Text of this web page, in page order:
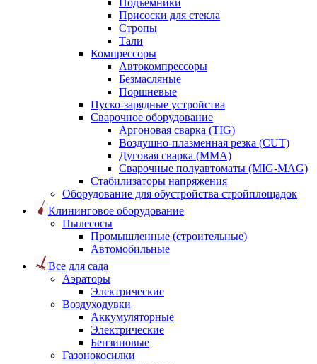
Подъемники
Присоски для стекла
Стропы
Тали
Компрессоры
Автокомпрессоры
Безмасляные
Поршневые
Пуско-зарядные устройства
Сварочное оборудование
Аргоновая сварка (TIG)
Воздушно-плазменная резка (CUT)
Дуговая сварка (ММА)
Сварочные полуавтоматы (MIG-MAG)
Стабилизаторы напряжения
Оборудование для обустройства стройплощадок
Клининговое оборудование
Пылесосы
Промышленные (строительные)
Автомобильные
Все для сада
Аэраторы
Электрические
Воздуходувки
Аккумуляторные
Электрические
Бензиновые
Газонокосилки